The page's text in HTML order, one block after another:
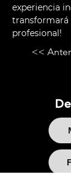
experiencia
profesional!
<<